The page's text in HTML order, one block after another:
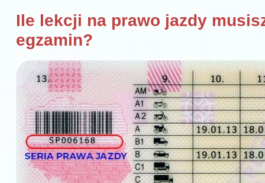
Ile lekcji na prawo jazdy
egzamin?